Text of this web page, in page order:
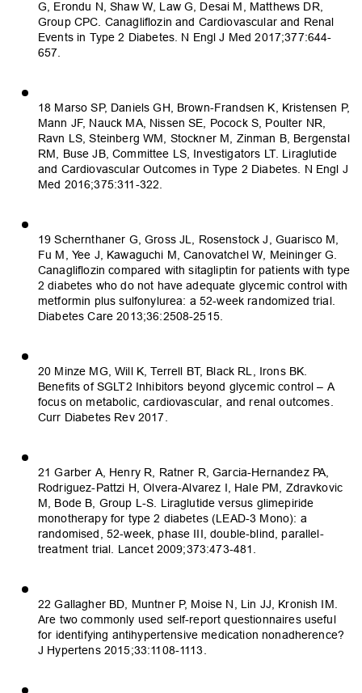
G, Erondu N, Shaw W, Law G, Desai M, Matthews DR,
Group CPC. Canagliflozin and Cardiovascular and Renal
Events in Type 2 Diabetes. N Engl J Med 2017;377:644-
657.
18 Marso SP, Daniels GH, Brown-Frandsen K, Kristensen P,
Mann JF, Nauck MA, Nissen SE, Pocock S, Poulter NR,
Ravn LS, Steinberg WM, Stockner M, Zinman B, Bergenstal
RM, Buse JB, Committee LS, Investigators LT. Liraglutide
and Cardiovascular Outcomes in Type 2 Diabetes. N Engl J
Med 2016;375:311-322.
19 Schernthaner G, Gross JL, Rosenstock J, Guarisco M,
Fu M, Yee J, Kawaguchi M, Canovatchel W, Meininger G.
Canagliflozin compared with sitagliptin for patients with type
2 diabetes who do not have adequate glycemic control with
metformin plus sulfonylurea: a 52-week randomized trial.
Diabetes Care 2013;36:2508-2515.
20 Minze MG, Will K, Terrell BT, Black RL, Irons BK.
Benefits of SGLT2 Inhibitors beyond glycemic control – A
focus on metabolic, cardiovascular, and renal outcomes.
Curr Diabetes Rev 2017.
21 Garber A, Henry R, Ratner R, Garcia-Hernandez PA,
Rodriguez-Pattzi H, Olvera-Alvarez I, Hale PM, Zdravkovic
M, Bode B, Group L-S. Liraglutide versus glimepiride
monotherapy for type 2 diabetes (LEAD-3 Mono): a
randomised, 52-week, phase III, double-blind, parallel-
treatment trial. Lancet 2009;373:473-481.
22 Gallagher BD, Muntner P, Moise N, Lin JJ, Kronish IM.
Are two commonly used self-report questionnaires useful
for identifying antihypertensive medication nonadherence?
J Hypertens 2015;33:1108-1113.